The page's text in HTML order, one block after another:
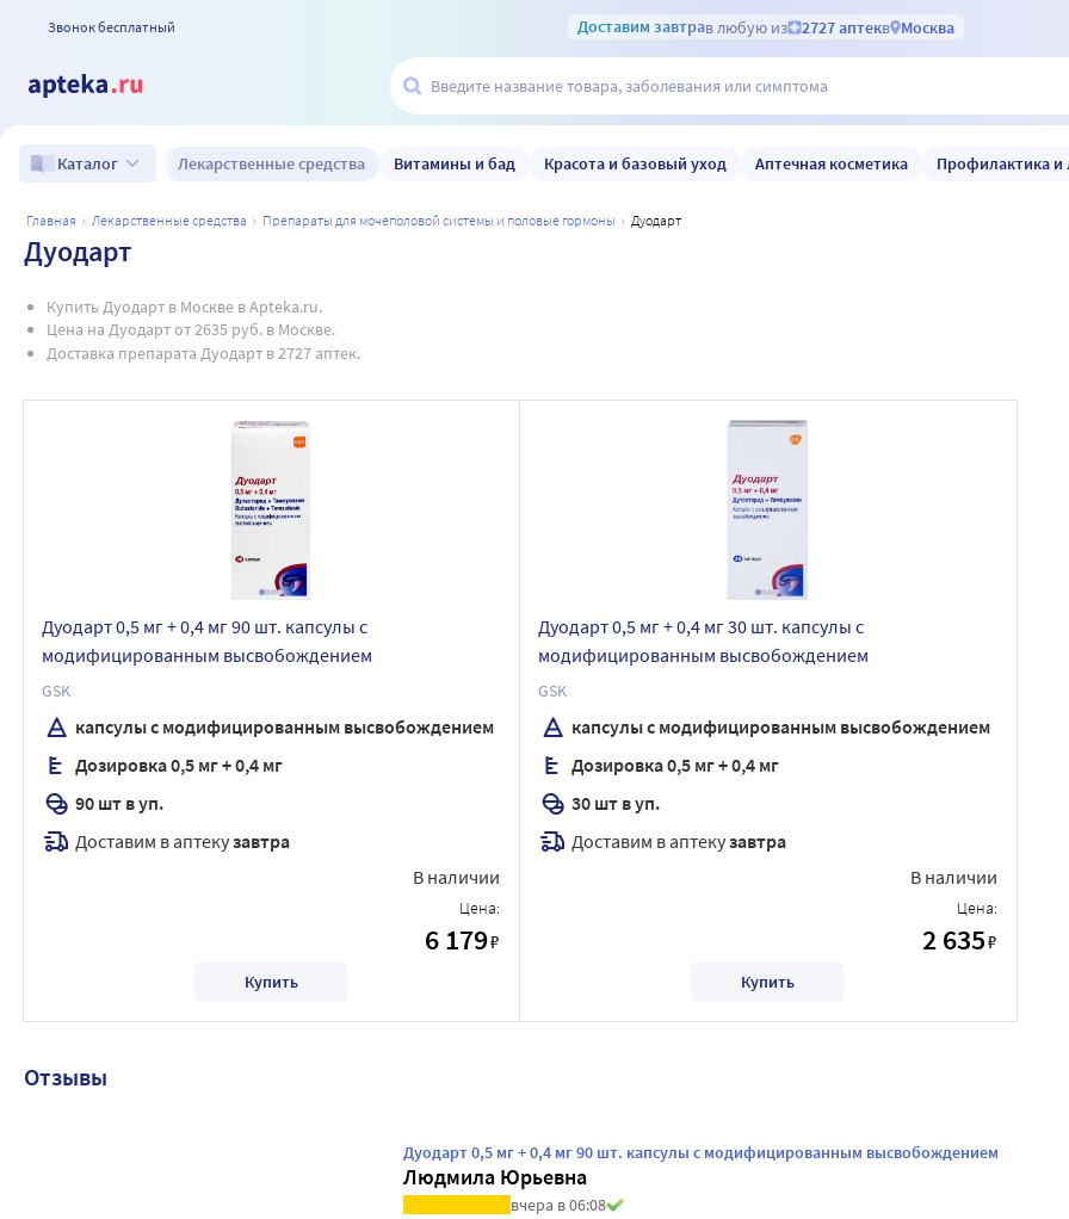
Звонок бесплатный Доставим завтрав любую из 2727 аптекв Москва
Каталог Лекарственные средства Витамины и бад Красота и базовый уход Аптечная косметика Профилактика и
главная лекарственные средства препараты для мочеполовой системы и половые гормоны дуодарт
Дуодарт
Купить Дуодарт в Москве в Apteka.ru.
Цена на Дуодарт от 2635 руб. в Москве.
Доставка препарата Дуодарт в 2727 аптек.
Дуодарт 0,5 мг + 0,4 мг 90 шт. капсулы с
модифицированным высвобождением
GSK
капсулы с модифицированным высвобождением
Дозировка 0,5 мг + 0,4 мг
90 шт в уп.
Доставим в аптекузавтра
В наличии
Цена:
6 179₽
Купить
Дуодарт 0,5 мг + 0,4 мг 30 шт. капсулы с
модифицированным высвобождением
GSK
капсулы с модифицированным высвобождением
Дозировка 0,5 мг + 0,4 мг
30 шт в уп.
Доставим в аптекузавтра
В наличии
Цена:
2 635₽
Купить
Отзывы
Дуодарт 0,5 мг + 0,4 мг 90 шт. капсулы с модифицированным высвобождением
Людмила Юрьевна
вчера в 06:08